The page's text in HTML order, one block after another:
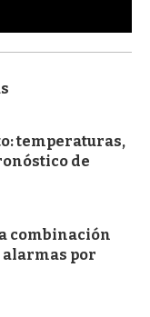
temperaturas,
de
combinación
alarmas por